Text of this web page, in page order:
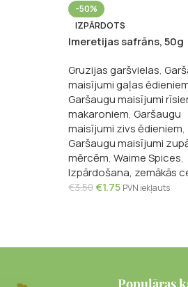
-50%
IZPĀRDOTS
Imeretijas safrāns, 50g
Gruzijas garšvielas,
maisījumi gaļas
Garšaugu maisījumi
makaroniem, Garšaugu
maisījumi zivs ēdieniem,
Garšaugu maisījumi
mērcēm, Waime Spices,
Izpārdošana, zemākās
€3.50€1.75 PVN iekļauts
Populāras